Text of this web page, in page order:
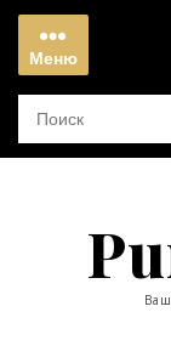
Перейти
содержимому
Меню
Меню